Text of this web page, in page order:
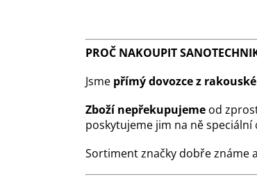
PROČ NAKOUPIT
Jsme přímý dovozce z
Zboží nepřekupujeme od
poskytujeme jim na ně speciální
Sortiment značky dobře známe